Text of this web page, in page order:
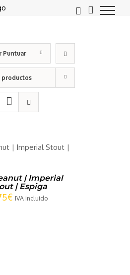
Puntuar
productos
| Imperial
| Espiga
€ IVA incluido